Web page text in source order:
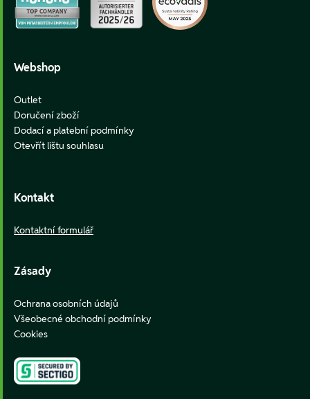
Webshop
Outlet
Doručení zboží
Dodací a platební podmínky
Otevřít lištu souhlasu
Kontakt
Kontaktní formulář
Zásady
Ochrana osobních údajů
Všeobecné obchodní podmínky
Cookies